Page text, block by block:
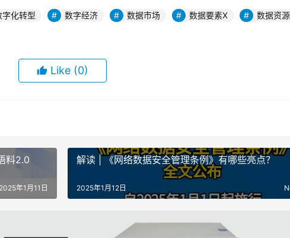
字化转型 数字经济 数据市场 数据要素X
数据资源
Like (0)
料2.0
2025年1月11日
解读 | 《网络数据安全管理条例》有哪些亮点？
2025年1月12日